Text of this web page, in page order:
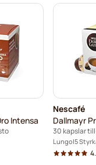
Intensa
Nescafé
Dallmayr
30 kapslar
Lungo 5